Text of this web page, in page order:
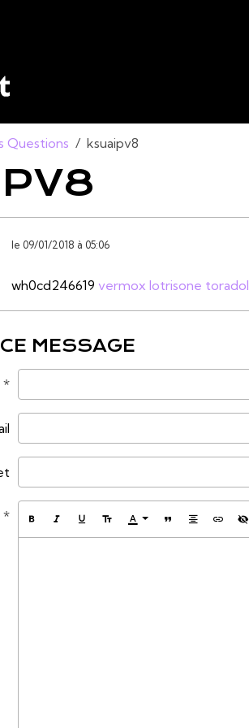
Questions ksuaipv8
le 09/01/2018 à 05:06
wh0cd246619vermox lotrisone toradol
MESSAGE